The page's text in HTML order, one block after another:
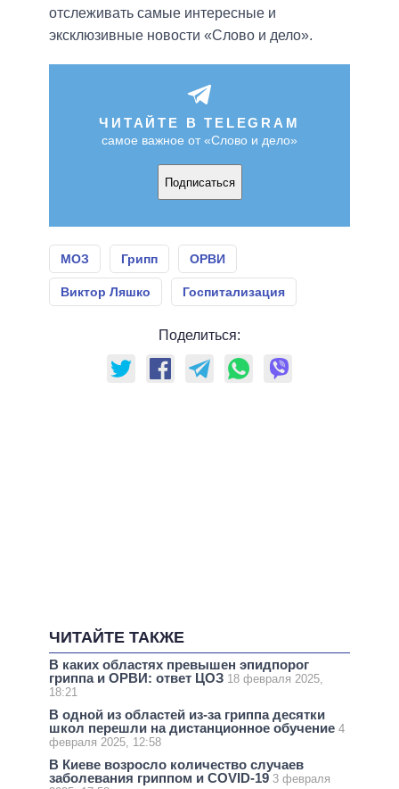
отслеживать самые интересные и
эксклюзивные новости «Слово и дело».
ЧИТАЙТЕ В TELEGRAM
самое важное от «Слово и дело»
Подписаться
МОЗ Грипп ОРВИ
Виктор Ляшко Госпитализация
Поделиться:
ЧИТАЙТЕ ТАКЖЕ
В каких областях превышен эпидпорог
гриппа и ОРВИ: ответ ЦОЗ 18 февраля 2025,
18:21
В одной из областей из-за гриппа десятки
школ перешли на дистанционное обучение 4
февраля 2025, 12:58
В Киеве возросло количество случаев
заболевания гриппом и COVID-19 3 февраля